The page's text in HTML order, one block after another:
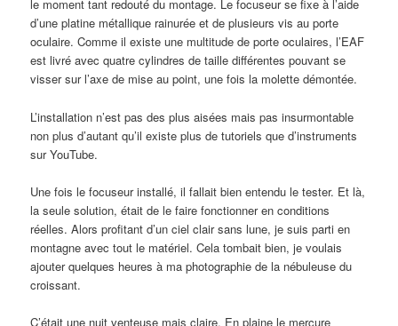
le moment tant redouté du montage. Le focuseur se fixe à l’aide
d’une platine métallique rainurée et de plusieurs vis au porte
oculaire. Comme il existe une multitude de porte oculaires, l’EAF
est livré avec quatre cylindres de taille différentes pouvant se
visser sur l’axe de mise au point, une fois la molette démontée.
L’installation n’est pas des plus aisées mais pas insurmontable
non plus d’autant qu’il existe plus de tutoriels que d’instruments
sur YouTube.
Une fois le focuseur installé, il fallait bien entendu le tester. Et là,
la seule solution, était de le faire fonctionner en conditions
réelles. Alors profitant d’un ciel clair sans lune, je suis parti en
montagne avec tout le matériel. Cela tombait bien, je voulais
ajouter quelques heures à ma photographie de la nébuleuse du
croissant.
C’était une nuit venteuse mais claire. En plaine le mercure